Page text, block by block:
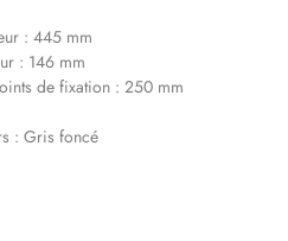
: 445 mm
: 146 mm
de fixation : 250 mm
: Gris foncé